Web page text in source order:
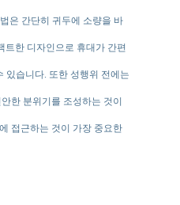
은 간단히 귀두에 소량을 바
트한 디자인으로 휴대가 간편
있습니다. 또한 성행위 전에는
한 분위기를 조성하는 것이
접근하는 것이 가장 중요한